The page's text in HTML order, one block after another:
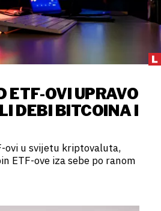
ETF-OVI UPRAVO
DEBI BITCOINA I
ovi u svijetu kriptovaluta,
ETF-ove iza sebe po ranom